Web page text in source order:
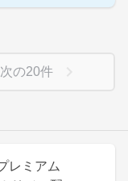
次の20件